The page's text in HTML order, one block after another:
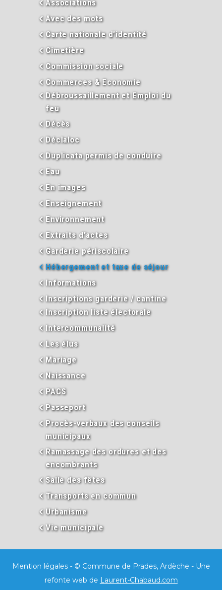
Associations
Avec des mots
Carte nationale d’identité
Cimetière
Commission sociale
Commerces & Economie
Débroussaillement et Emploi du
feu
Décès
Déclaloc
Duplicata permis de conduire
Eau
En images
Enseignement
Environnement
Extraits d’actes
Garderie périscolaire
Hébergement et taxe de séjour
Informations
Inscriptions garderie / cantine
Inscription liste électorale
Intercommunalité
Les élus
Mariage
Naissance
PACS
Passeport
Procès-verbaux des conseils
municipaux
Ramassage des ordures et des
encombrants
Salle des fêtes
Transports en commun
Urbanisme
Vie municipale
Mention légales- © Commune de Prades, Ardèche - Une
refonte web de Laurent-Chabaud.com